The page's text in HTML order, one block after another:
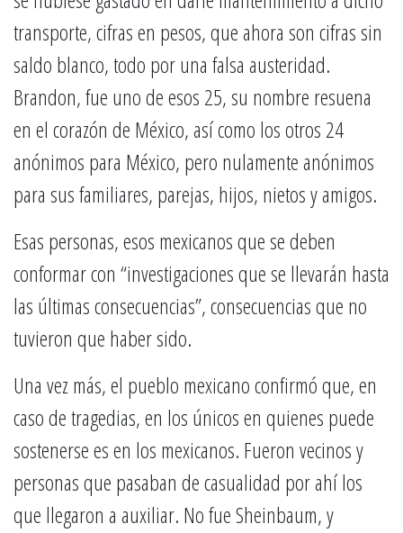
transporte, cifras en pesos, que ahora son cifras sin
saldo blanco, todo por una falsa austeridad.
Brandon, fue uno de esos 25, su nombre resuena
en el corazón de México, así como los otros 24
anónimos para México, pero nulamente anónimos
para sus familiares, parejas, hijos, nietos y amigos.
Esas personas, esos mexicanos que se deben
conformar con “investigaciones que se llevarán hasta
las últimas consecuencias”, consecuencias que no
tuvieron que haber sido.
Una vez más, el pueblo mexicano confirmó que, en
caso de tragedias, en los únicos en quienes puede
sostenerse es en los mexicanos. Fueron vecinos y
personas que pasaban de casualidad por ahí los
que llegaron a auxiliar. No fue Sheinbaum, y